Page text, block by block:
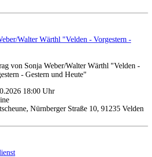
Walter Wärthl "Velden - Vorgestern -
von Sonja Weber/Walter Wärthl "Velden -
- Gestern und Heute"
18:00 Uhr
Nürnberger Straße 10, 91235 Velden